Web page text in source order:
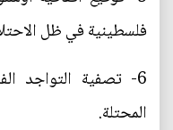
فلسطينية في ظل
6- تصفية التواجد
المحتلة.